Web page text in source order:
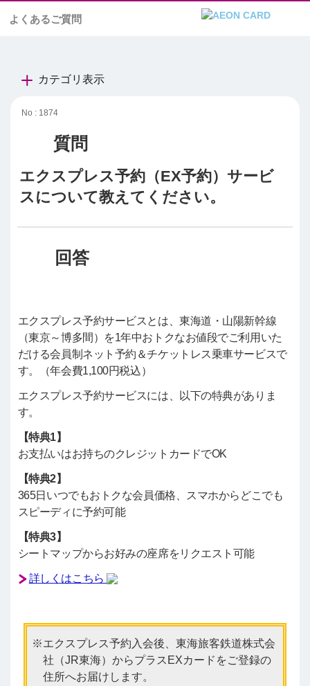
よくあるご質問
カテゴリ表示
No : 1874
エクスプレス予約（EX予約）サービ
スについて教えてください。
エクスプレス予約サービスとは、東海道・山陽新幹線
（東京～博多間）を1年中おトクなお値段でご利用いた
だける会員制ネット予約＆チケットレス乗車サービスで
す。（年会費1,100円税込）
エクスプレス予約サービスには、以下の特典がありま
す。
【特典1】
お支払いはお持ちのクレジットカードでOK
【特典2】
365日いつでもおトクな会員価格、スマホからどこでも
スピーディに予約可能
【特典3】
シートマップからお好みの座席をリクエスト可能
詳しくはこちら
エクスプレス予約入会後、東海旅客鉄道株式会
社（JR東海）からプラスEXカードをご登録の
住所へお届けします。